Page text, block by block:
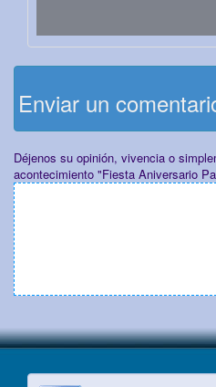
Enviar un
Déjenos su opinión, vivencia o
acontecimiento "Fiesta Aniversario